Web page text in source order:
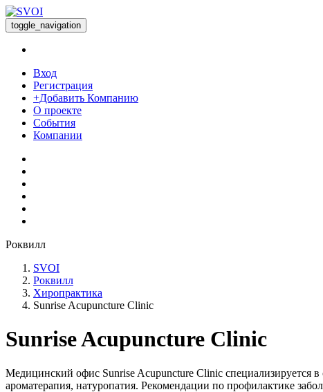
toggle_navigation
Вход
Регистрация
+Добавить Компанию
О проекте
События
Компании
Роквилл
SVOI
Роквилл
Хиропрактика
Sunrise Acupuncture Clinic
Sunrise Acupuncture Clinic
Медицинский офис Sunrise Acupuncture Clinic специализируется
ароматерапия, натуропатия. Рекомендации по профилактике